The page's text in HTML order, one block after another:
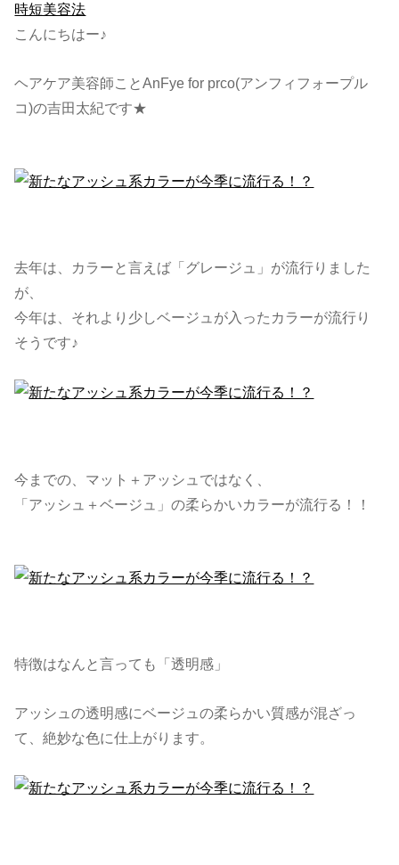
時短美容法
こんにちはー♪
ヘアケア美容師ことAnFye for prco(アンフィフォープル
コ)の吉田太紀です★
去年は、カラーと言えば「グレージュ」が流行りました
が、
今年は、それより少しベージュが入ったカラーが流行り
そうです♪
今までの、マット＋アッシュではなく、
「アッシュ＋ベージュ」の柔らかいカラーが流行る！！
特徴はなんと言っても「透明感」
アッシュの透明感にベージュの柔らかい質感が混ざっ
て、絶妙な色に仕上がります。